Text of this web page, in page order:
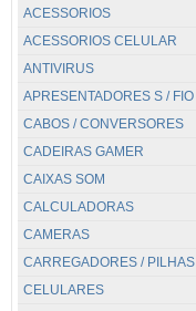
ACESSORIOS
ACESSORIOS CELULAR
TODOS...
CABOS / CARREGADORES
POWER BANK
SUPORTES
ANTIVIRUS
APRESENTADORES S / FIO
CABOS / CONVERSORES
CADEIRAS GAMER
CAIXAS SOM
TODOS...
.PC / BLUETOOTH
JBL
CALCULADORAS
CAMERAS
TODOS...
DIGITAIS
CARREGADORES / PILHAS
CELULARES